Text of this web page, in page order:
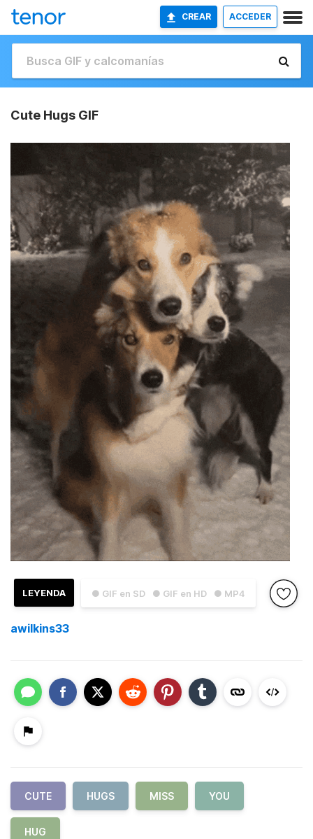
CREAR ACCEDER
Cute Hugs GIF
● GIF en SD ● GIF en HD ● MP4
LEYENDA
awilkins33
CUTE HUGS MISS YOU
HUG